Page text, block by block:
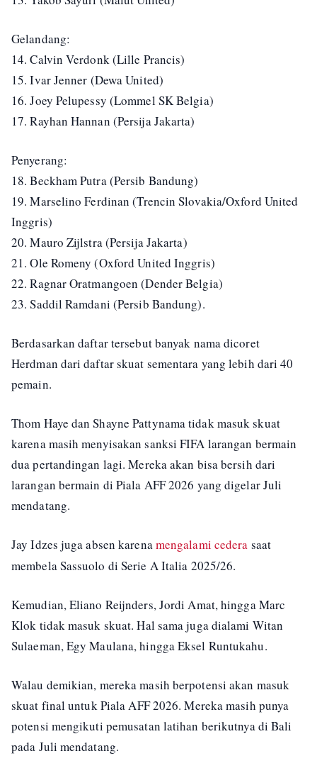
Gelandang:
14. Calvin Verdonk (Lille Prancis)
15. Ivar Jenner (Dewa United)
16. Joey Pelupessy (Lommel SK Belgia)
17. Rayhan Hannan (Persija Jakarta)
Penyerang:
18. Beckham Putra (Persib Bandung)
19. Marselino Ferdinan (Trencin Slovakia/Oxford United
Inggris)
20. Mauro Zijlstra (Persija Jakarta)
21. Ole Romeny (Oxford United Inggris)
22. Ragnar Oratmangoen (Dender Belgia)
23. Saddil Ramdani (Persib Bandung).
Berdasarkan daftar tersebut banyak nama dicoret
Herdman dari daftar skuat sementara yang lebih dari 40
pemain.
Thom Haye dan Shayne Pattynama tidak masuk skuat
karena masih menyisakan sanksi FIFA larangan bermain
dua pertandingan lagi. Mereka akan bisa bersih dari
larangan bermain di Piala AFF 2026 yang digelar Juli
mendatang.
Jay Idzes juga absen karenamengalami cedera saat
membela Sassuolo di Serie A Italia 2025/26.
Kemudian, Eliano Reijnders, Jordi Amat, hingga Marc
Klok tidak masuk skuat. Hal sama juga dialami Witan
Sulaeman, Egy Maulana, hingga Eksel Runtukahu.
Walau demikian, mereka masih berpotensi akan masuk
skuat final untuk Piala AFF 2026. Mereka masih punya
potensi mengikuti pemusatan latihan berikutnya di Bali
pada Juli mendatang.